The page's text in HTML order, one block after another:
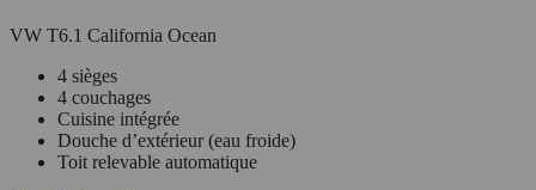
VW T6.1 California Ocean
4 sièges
4 couchages
Cuisine intégrée
Douche d’extérieur (eau froide)
Toit relevable automatique